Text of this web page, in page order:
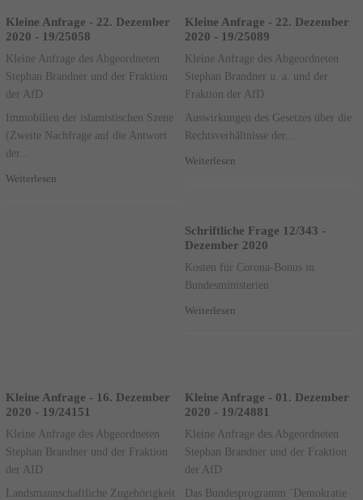
Kleine Anfrage - 22. Dezember
2020 - 19/25058
Kleine Anfrage des Abgeordneten
Stephan Brandner und der Fraktion
der AfD
Immobilien der islamistischen Szene
(Zweite Nachfrage auf die Antwort
der...
Weiterlesen
Kleine Anfrage - 22. Dezember
2020 - 19/25089
Kleine Anfrage des Abgeordneten
Stephan Brandner u. a. und der
Fraktion der AfD
Auswirkungen des Gesetzes über die
Rechtsverhältnisse der...
Weiterlesen
Schriftliche Frage 12/343 -
Dezember 2020
Kosten für Corona-Bonus in
Bundesministerien
Weiterlesen
Kleine Anfrage - 16. Dezember
2020 - 19/24151
Kleine Anfrage des Abgeordneten
Stephan Brandner und der Fraktion
der AID
Landsmannschaftliche Zugehörigkeit
Kleine Anfrage - 01. Dezember
2020 - 19/24881
Kleine Anfrage des Abgeordneten
Stephan Brandner und der Fraktion
der AfD
Das Bundesprogramm ´Demokratie